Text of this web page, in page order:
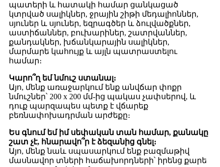
պատերի և հատակի համար ցանկացած
կտրված սալիկներ, ջրային շիթի մեդալիոններ,
սյուներ և սյուներ, եզրագծեր և ձուլվածքներ,
աստիճաններ, բուխարիներ, շատրվաններ,
քանդակներ, խճանկարային սալիկներ,
մարմարե կահույք և այլն պատրաստելու
համար։
Կարո՞ղ եմ նմուշ ստանալ։
Այո, մենք առաջարկում ենք անվճար փոքր
նմուշներ՝ 200 x 200 մմ-ից պակաս չափսերով, և
դուք պարզապես պետք է վճարեք
բեռնափոխադրման արժեքը։
Ես գնում եմ իմ սեփական տան համար, քանակը
շատ չէ, հնարավո՞ր է ձեզանից գնել։
Այո, մենք նաև սպասարկում ենք բազմաթիվ
մասնավոր տների հաճախորդների՝ իրենց քարե